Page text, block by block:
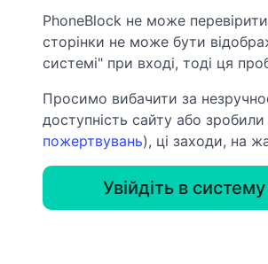
PhoneBlock не може
сторінки не може бути
системі" при вході, тоді ця
Просимо вибачити за
доступність сайту або
пожертвувань), ці заходи, на
Увійдіть в систему